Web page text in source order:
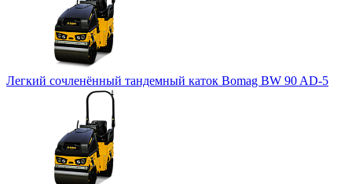
Легкий сочленённый тандемный каток Bomag BW 90 AD-5